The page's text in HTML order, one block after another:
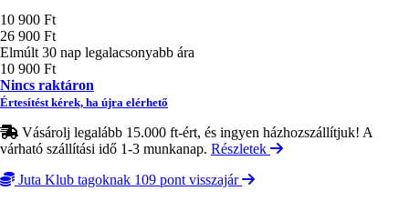
Ár
10 900 Ft
26 900 Ft
Elmúlt 30 nap legalacsonyabb ára
10 900 Ft
Nincs raktáron
Értesítést kérek, ha újra elérhető
Vásárolj legalább 15.000 ft-ért, és ingyen házhozszállítjuk! A
várható szállítási idő 1-3 munkanap. Részletek
Juta Klub tagoknak 109 pont visszajár